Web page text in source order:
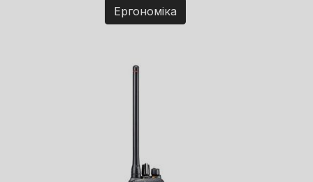
Ергономіка